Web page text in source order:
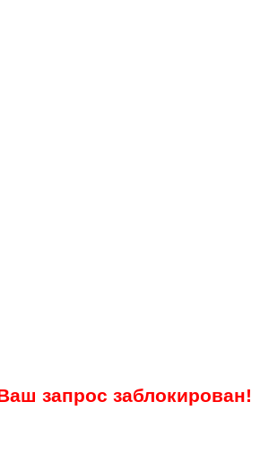
запрос заблокирован!